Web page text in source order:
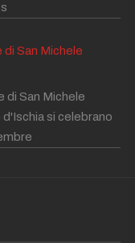
San Michele
di San Michele
si celebrano